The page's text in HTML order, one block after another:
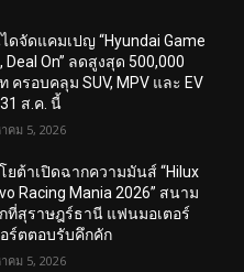
ดจัดแคมเปญ “Hyundai Game
Deal On” ลดสูงสุด 500,000
ครอบคลุม SUV, MPV และ EV
ส.ค. นี้
คม 5, 2026
ยต้าเปิดฉากความมันส์ “Hilux
Racing Mania 2026” สนาม
ที่สุราษฎร์ธานี แฟนมอเตอร์
ร์ตตอบรับคึกคัก
คม 5, 2026